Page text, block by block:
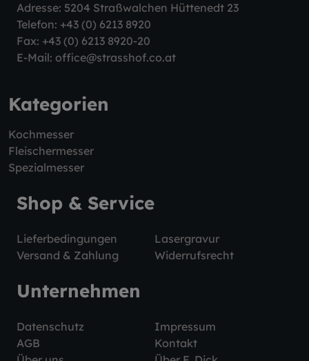
Adresse: 5204 Straßwalchen Hüttenedt 23
Telefon: +43 (0) 6213 8920
Fax: +43 (0) 6213 8920-20
E-Mail: office@strasshof.co.at
Kategorien
Kochmesser
Fleischermesser
Spezialmesser
Shop & Service
Lieferbedingungen
Lasergravur
Versand & Zahlung
Widerrufsrecht
Unternehmen
Datenschutz
Impressum
AGB
Kontakt